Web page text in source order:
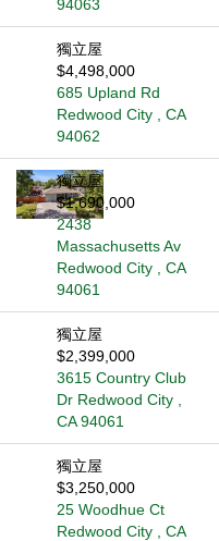
94063
獨立屋
$4,498,000
685 Upland Rd
Redwood City , CA
94062
獨立屋
$1,690,000
2438
Massachusetts Av
Redwood City , CA
94061
獨立屋
$2,399,000
3615 Country Club
Dr Redwood City ,
CA 94061
獨立屋
$3,250,000
25 Woodhue Ct
Redwood City , CA